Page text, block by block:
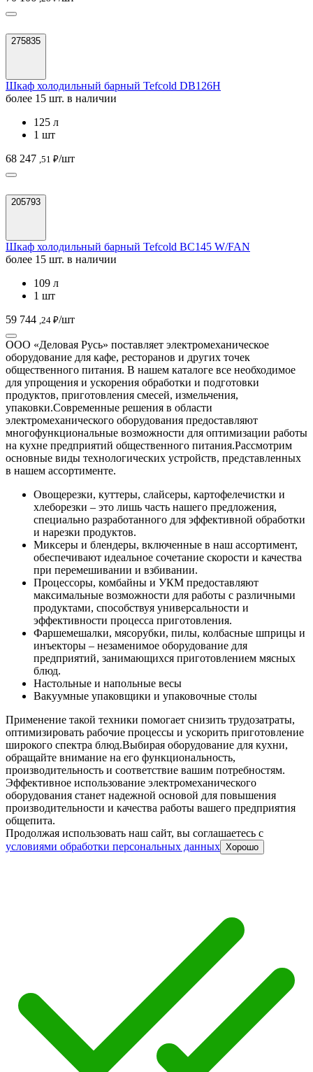
275835
Шкаф холодильный барный Tefcold DB126H
более 15 шт. в наличии
125 л
1 шт
68 247 ,51 ₽/шт
205793
Шкаф холодильный барный Tefcold BC145 W/FAN
более 15 шт. в наличии
109 л
1 шт
59 744 ,24 ₽/шт
ООО «Деловая Русь» поставляет электромеханическое
оборудование для кафе, ресторанов и других точек
общественного питания. В нашем каталоге все необходимое
для упрощения и ускорения обработки и подготовки
продуктов, приготовления смесей, измельчения,
упаковки.Современные решения в области
электромеханического оборудования предоставляют
многофункциональные возможности для оптимизации работы
на кухне предприятий общественного питания.Рассмотрим
основные виды технологических устройств, представленных
в нашем ассортименте.
Овощерезки, куттеры, слайсеры, картофелечистки и
хлеборезки – это лишь часть нашего предложения,
специально разработанного для эффективной обработки
и нарезки продуктов.
Миксеры и блендеры, включенные в наш ассортимент,
обеспечивают идеальное сочетание скорости и качества
при перемешивании и взбивании.
Процессоры, комбайны и УКМ предоставляют
максимальные возможности для работы с различными
продуктами, способствуя универсальности и
эффективности процесса приготовления.
Фаршемешалки, мясорубки, пилы, колбасные шприцы и
инъекторы – незаменимое оборудование для
предприятий, занимающихся приготовлением мясных
блюд.
Настольные и напольные весы
Вакуумные упаковщики и упаковочные столы
Применение такой техники помогает снизить трудозатраты,
оптимизировать рабочие процессы и ускорить приготовление
широкого спектра блюд.Выбирая оборудование для кухни,
обращайте внимание на его функциональность,
производительность и соответствие вашим потребностям.
Эффективное использование электромеханического
оборудования станет надежной основой для повышения
производительности и качества работы вашего предприятия
общепита.
Продолжая использовать наш сайт, вы соглашаетесь c
условиями обработки персональных данных Хорошо